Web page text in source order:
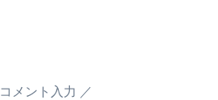
コメント入力